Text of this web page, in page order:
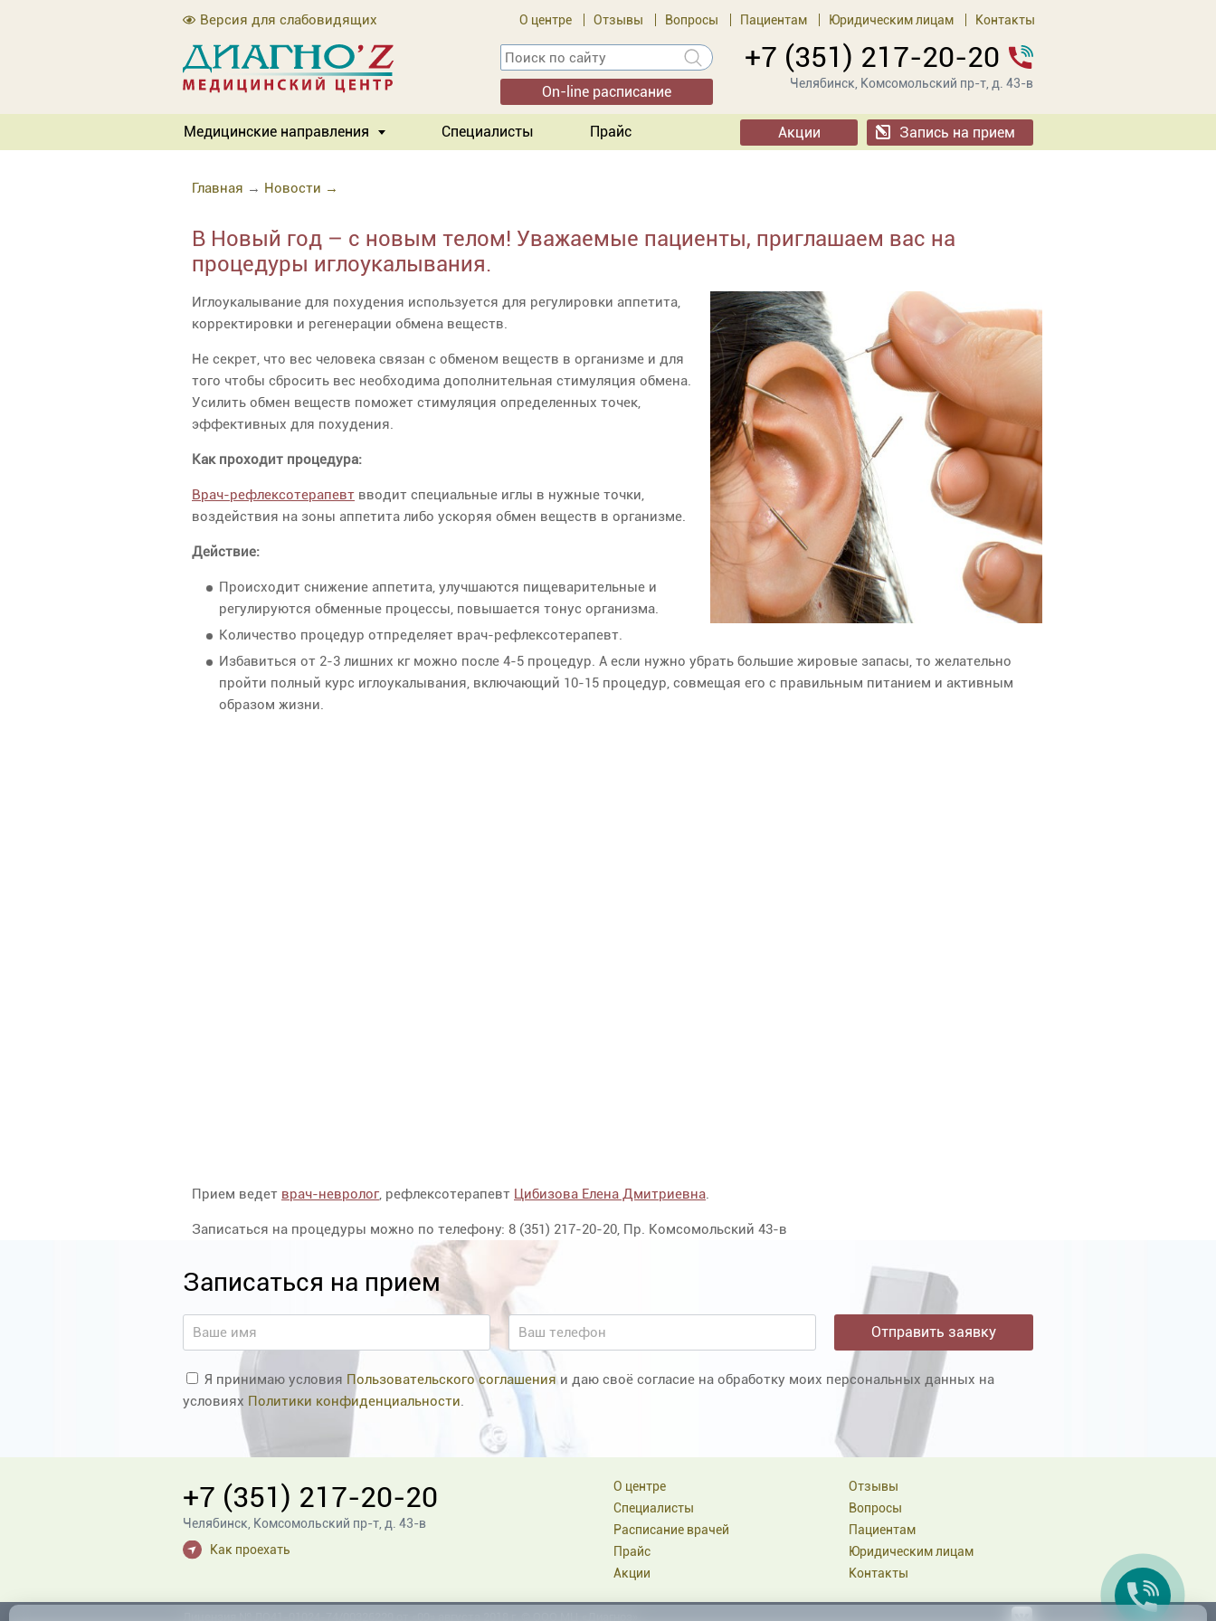
Версия для слабовидящих О центре Отзывы Вопросы Пациентам Юридическим лицам Контакты
On-line расписание
+7 (351) 217-20-20
Челябинск, Комсомольский пр-т, д. 43-в
Медицинские направления Специалисты Прайс Акции Запись на прием
Главная → Новости →
В Новый год – с новым телом! Уважаемые пациенты, приглашаем вас на
процедуры иглоукалывания.
Иглоукалывание для похудения используется для регулировки аппетита,
корректировки и регенерации обмена веществ.
Не секрет, что вес человека связан с обменом веществ в организме и для
того чтобы сбросить вес необходима дополнительная стимуляция обмена.
Усилить обмен веществ поможет стимуляция определенных точек,
эффективных для похудения.
Как проходит процедура:
Врач-рефлексотерапевт вводит специальные иглы в нужные точки,
воздействия на зоны аппетита либо ускоряя обмен веществ в организме.
Действие:
Происходит снижение аппетита, улучшаются пищеварительные и
регулируются обменные процессы, повышается тонус организма.
Количество процедур отпределяет врач-рефлексотерапевт.
Избавиться от 2-3 лишних кг можно после 4-5 процедур. А если нужно убрать большие жировые запасы, то желательно
пройти полный курс иглоукалывания, включающий 10-15 процедур, совмещая его с правильным питанием и активным
образом жизни.
Прием ведет врач-невролог, рефлексотерапевт Цибизова Елена Дмитриевна.
Записаться на процедуры можно по телефону: 8 (351) 217-20-20, Пр. Комсомольский 43-в
Записаться на прием
Я принимаю условия Пользовательского соглашения и даю своё согласие на обработку моих персональных данных на
условиях Политики конфиденциальности.
+7 (351) 217-20-20
Челябинск Комсомольский пр-т, д. 43-в
Как проехать
О центре
Специалисты
Расписание врачей
Прайс
Акции
Отзывы
Вопросы
Пациентам
Юридическим лицам
Контакты